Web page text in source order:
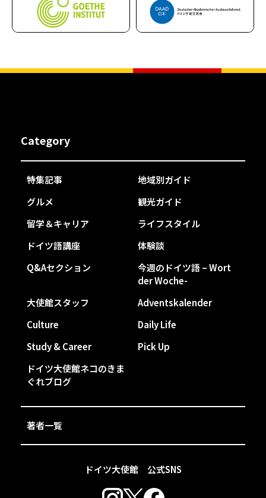
ドイツ大使館 公式SNS
Category
特集記事
地域別ガイド
グルメ
観光ガイド
留学＆キャリア
ライフスタイル
ドイツ語講座
体験談
Q&Aセクション
今週のドイツ語 – Wort
der Woche-
大使館スタッフ
Adventskalender
Culture
Daily Life
Study & Career
Pick Up
ドイツ大使館ネコのきま
ぐれブログ
著者一覧